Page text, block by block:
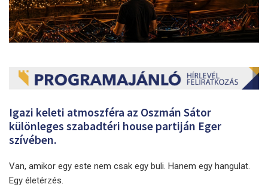
Igazi keleti atmoszféra az Oszmán Sátor
különleges szabadtéri house partiján Eger
szívében.
Van, amikor egy este nem csak egy buli. Hanem egy hangulat.
Egy életérzés.